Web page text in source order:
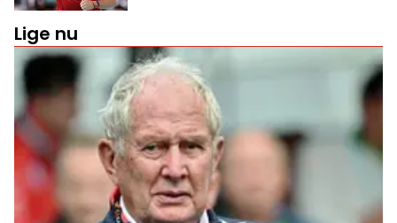
Lige nu